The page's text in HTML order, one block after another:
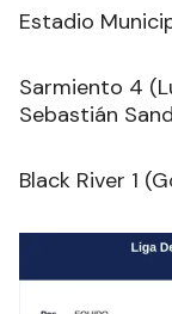
Estadio
Sarmiento 4
Sebastián
Black River 1